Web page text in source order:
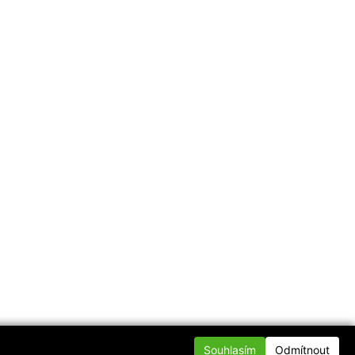
Souhlasím Odmítnout